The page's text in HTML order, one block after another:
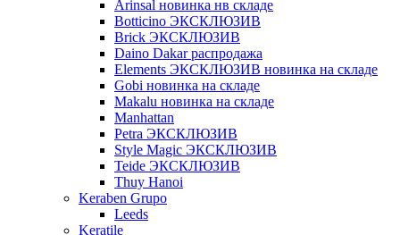
Arinsal новинка нв складе
Botticino ЭКСКЛЮЗИВ
Brick ЭКСКЛЮЗИВ
Daino Dakar распродажа
Elements ЭКСКЛЮЗИВ новинка на складе
Gobi новинка на складе
Makalu новинка на складе
Manhattan
Petra ЭКСКЛЮЗИВ
Style Magic ЭКСКЛЮЗИВ
Teide ЭКСКЛЮЗИВ
Thuy Hanoi
Keraben Grupo
Leeds
Keratile